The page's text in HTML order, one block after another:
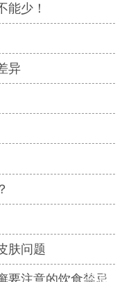
能少！
异
肤问题
热点